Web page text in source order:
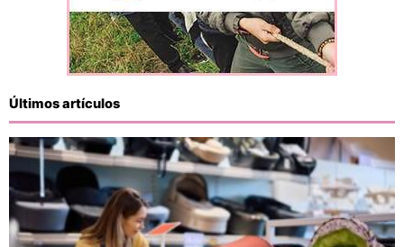
Últimos artículos